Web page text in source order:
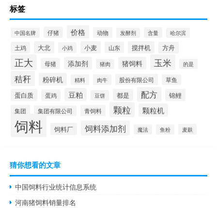
标签
中国名牌 仔猪 价格 动物 发酵剂 含量 哈尔滨
土鸡 大北 小鸡 小麦 山东 搅拌机 方舟
正大 母猪 添加剂 猪肉 猪饲料 玉米 的是
秸秆 粉碎机 精料 肉牛 股份有限公司 草鱼
蛋白质 蛋鸡 豆粕 豆饼 都是 配方 锦鲤
集团 集团有限公司 青饲料 颗粒 颗粒机
饲料 饲料厂 饲料添加剂 魔法 鱼粉 麦麸
猜你想看的文章
中国饲料行业统计信息系统
河南猪饲料销量排名